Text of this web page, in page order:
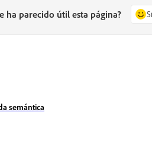
ha parecido útil esta página?
semántica